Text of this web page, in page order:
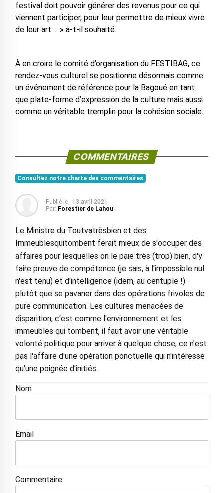
festival doit pouvoir générer des revenus pour ce qui
viennent participer, pour leur permettre de mieux vivre
de leur art ... » a-t-il souhaité.
À en croire le comité d’organisation du FESTIBAG, ce
rendez-vous culturel se positionne désormais comme
un événement de référence pour la Bagoué en tant
que plate-forme d’expression de la culture mais aussi
comme un véritable tremplin pour la cohésion sociale.
COMMENTAIRES
Consultez notre charte des commentaires
Publié le : 13 avril 2021
Par: Forestier de Lahou
Le Ministre du Toutvatrèsbien et des
Immeublesquitombent ferait mieux de s'occuper des
affaires pour lesquelles on le paie très (trop) bien, d'y
faire preuve de compétence (je sais, à l'impossible nul
n'est tenu) et d'intelligence (idem, au centuple !)
plutôt que se pavaner dans des opérations frivoles de
pure communication. Les cultures menacées de
disparition, c'est comme l'environnement et les
immeubles qui tombent, il faut avoir une véritable
volonté politique pour arriver à quelque chose, ce n'est
pas l'affaire d'une opération ponctuelle qui n'intéresse
qu'une poignée d'initiés.
Nom
Email
Commentaire